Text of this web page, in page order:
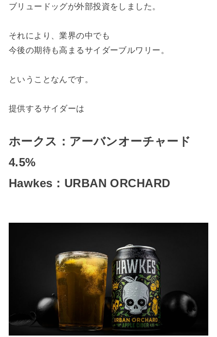
ブリュードッグが外部投資をしました。
それにより、業界の中でも
今後の期待も高まるサイダーブルワリー。
ということなんです。
提供するサイダーは
ホークス：アーバンオーチャード
4.5%
Hawkes： URBAN ORCHARD